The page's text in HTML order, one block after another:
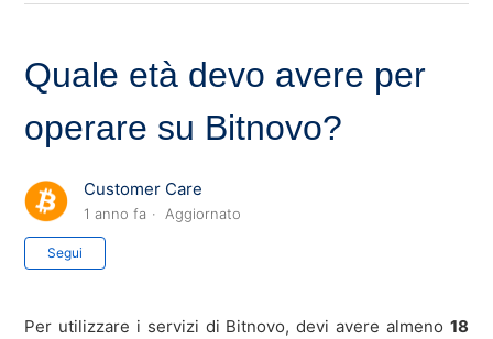
Quale età devo avere per
operare su Bitnovo?
Customer Care
1 anno fa Aggiornato
Segui
Per utilizzare i servizi di Bitnovo, devi avere almeno 18